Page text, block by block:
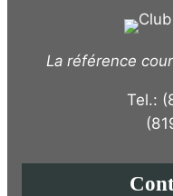
La référence
Tel.: